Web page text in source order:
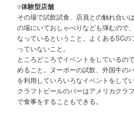
○体験型店舗
その場で試飲試食、店員との触れ合い
の場にいておしゃべりなども弾むので
なっているということ。よくあるSC
っていないこと。
ところどころでイベントをしているの
めること。ヌーボーの試飲、外国牛の
を利用していろいろなイベントをしてい
クラフトビールのバーはアメリカクラ
で食事をすることもできる。